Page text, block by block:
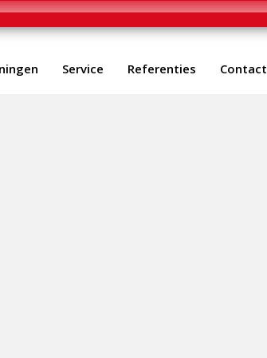
Service Referenties Contact